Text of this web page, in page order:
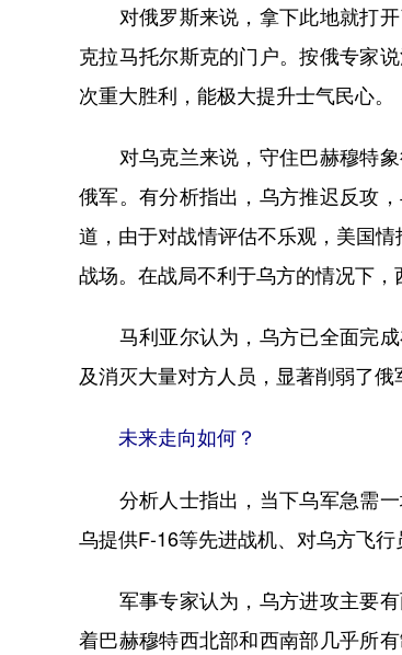
对俄罗斯来说，拿下此地就打开
克拉马托尔斯克的门户。按俄专家
次重大胜利，能极大提升士气民心。
对乌克兰来说，守住巴赫穆特象
俄军。有分析指出，乌方推迟反攻
道，由于对战情评估不乐观，美国
战场。在战局不利于乌方的情况下，
马利亚尔认为，乌方已全面完成
及消灭大量对方人员，显著削弱了俄
未来走向如何？
分析人士指出，当下乌军急需一
乌提供F-16等先进战机、对乌方飞行
军事专家认为，乌方进攻主要有
着巴赫穆特西北部和西南部几乎所